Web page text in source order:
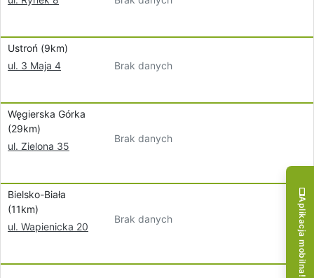
Ustroń (9km)
ul. 3 Maja 4
Brak danych
Węgierska Górka
(29km)
ul. Zielona 35
Brak danych
Bielsko-Biała
(11km)
ul. Wapienicka 20
Brak danych Aplikacja mobilna!